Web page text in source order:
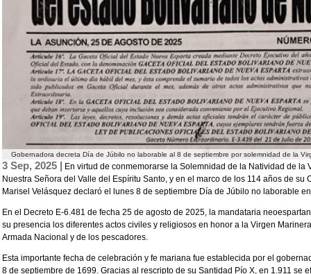
Gobernadora decreta Día de Júbilo no laborable al 8 de septiembre por solemnidad de la
3 Sep, 2025 | En virtud de conmemorarse la Solemnidad de la Natividad de la
Nuestra Señora del Valle del Espíritu Santo, y en el marco de los 114 años de
Marisel Velásquez declaró el lunes 8 de septiembre Día de Júbilo no laborable
En el Decreto E-6.481 de fecha 25 de agosto de 2025, la mandataria
su presencia los diferentes actos civiles y religiosos en honor a la Virgen
Armada Nacional y de los pescadores.
Esta importante fecha de celebración y fe mariana fue establecida por el
8 de septiembre de 1699. Gracias al rescripto de su Santidad Pío X, en 1.911 se